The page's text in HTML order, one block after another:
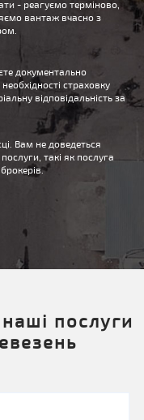
- реагуємо терміново,
вантаж вчасно з
документально
страховку
відповідальність за
Вам не доведеться
такі як послуга
послуги